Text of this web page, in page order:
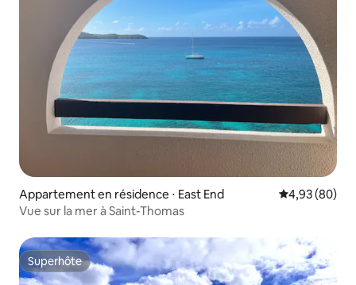
Appartement en résidence ⋅ East End Évaluation
4,93 (80)
Vue sur la mer à Saint-Thomas
Superhôte
Superhôte